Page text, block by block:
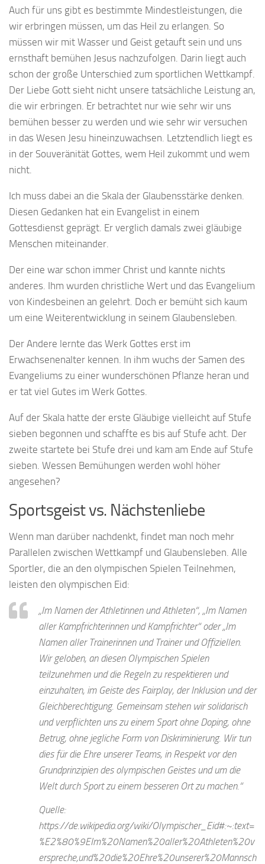
Auch für uns gibt es bestimmte Mindestleistungen, die
wir erbringen müssen, um das Heil zu erlangen. So
müssen wir mit Wasser und Geist getauft sein und uns
ernsthaft bemühen Jesus nachzufolgen. Darin liegt auch
schon der große Unterschied zum sportlichen Wettkampf.
Der Liebe Gott sieht nicht unsere tatsächliche Leistung an,
die wir erbringen. Er betrachtet nur wie sehr wir uns
bemühen besser zu werden und wie sehr wir versuchen
in das Wesen Jesu hineinzuwachsen. Letztendlich liegt es
in der Souveränität Gottes, wem Heil zukommt und wem
nicht.
Ich muss dabei an die Skala der Glaubensstärke denken.
Diesen Gedanken hat ein Evangelist in einem
Gottesdienst geprägt. Er verglich damals zwei gläubige
Menschen miteinander.
Der eine war schon immer Christ und kannte nichts
anderes. Ihm wurden christliche Wert und das Evangelium
von Kindesbeinen an gelehrt. Doch er bemüht sich kaum
um eine Weiterentwicklung in seinem Glaubensleben.
Der Andere lernte das Werk Gottes erst im
Erwachsenenalter kennen. In ihm wuchs der Samen des
Evangeliums zu einer wunderschönen Pflanze heran und
er tat viel Gutes im Werk Gottes.
Auf der Skala hatte der erste Gläubige vielleicht auf Stufe
sieben begonnen und schaffte es bis auf Stufe acht. Der
zweite startete bei Stufe drei und kam am Ende auf Stufe
sieben. Wessen Bemühungen werden wohl höher
angesehen?
Sportsgeist vs. Nächstenliebe
Wenn man darüber nachdenkt, findet man noch mehr
Parallelen zwischen Wettkampf und Glaubensleben. Alle
Sportler, die an den olympischen Spielen Teilnehmen,
leisten den olympischen Eid:
„Im Namen der Athletinnen und Athleten“, „Im Namen
aller Kampfrichterinnen und Kampfrichter“ oder „Im
Namen aller Trainerinnen und Trainer und Offiziellen.
Wir geloben, an diesen Olympischen Spielen
teilzunehmen und die Regeln zu respektieren und
einzuhalten, im Geiste des Fairplay, der Inklusion und der
Gleichberechtigung. Gemeinsam stehen wir solidarisch
und verpflichten uns zu einem Sport ohne Doping, ohne
Betrug, ohne jegliche Form von Diskriminierung. Wir tun
dies für die Ehre unserer Teams, in Respekt vor den
Grundprinzipien des olympischen Geistes und um die
Welt durch Sport zu einem besseren Ort zu machen.“
Quelle:
https://de.wikipedia.org/wiki/Olympischer_Eid#:~:text=
%E2%80%9EIm%20Namen%20aller%20Athleten%20v
erspreche,und%20die%20Ehre%20unserer%20Mannsch